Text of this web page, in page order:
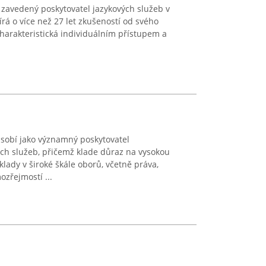
poskytovatel jazykových služeb v
o více než 27 let zkušeností od svého
individuálním přístupem a
jako významný poskytovatel
služeb, přičemž klade důraz na vysokou
v široké škále oborů, včetně práva,
...